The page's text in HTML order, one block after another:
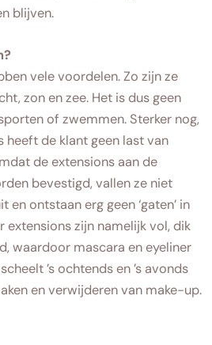
blijven.
vele voordelen. Zo zijn ze
zon en zee. Het is dus geen
of zwemmen. Sterker nog,
de klant geen last van
de extensions aan de
bevestigd, vallen ze niet
ontstaan erg geen ‘gaten’ in
extensions zijn namelijk vol, dik
waardoor mascara en eyeliner
’s ochtends en ’s avonds
en verwijderen van make-up.